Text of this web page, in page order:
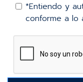
*Entiendo y
conforme a lo